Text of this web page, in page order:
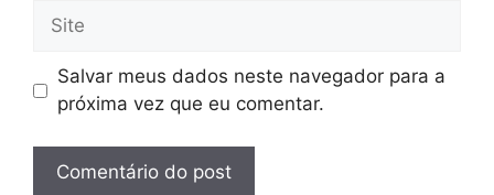
Site
Salvar meus dados neste navegador para a
próxima vez que eu comentar.